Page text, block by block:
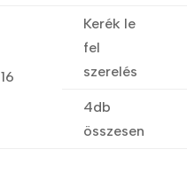
16
Kerék le
fel
szerelés
4db
összesen